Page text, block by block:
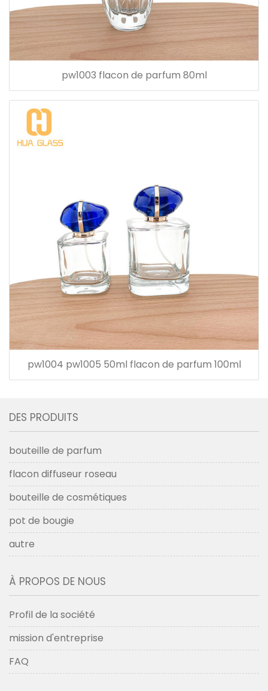
pw1003 flacon de parfum 80ml
pw1004 pw1005 50ml flacon de parfum 100ml
DES PRODUITS
bouteille de parfum
flacon diffuseur roseau
bouteille de cosmétiques
pot de bougie
autre
À PROPOS DE NOUS
Profil de la société
mission d'entreprise
FAQ